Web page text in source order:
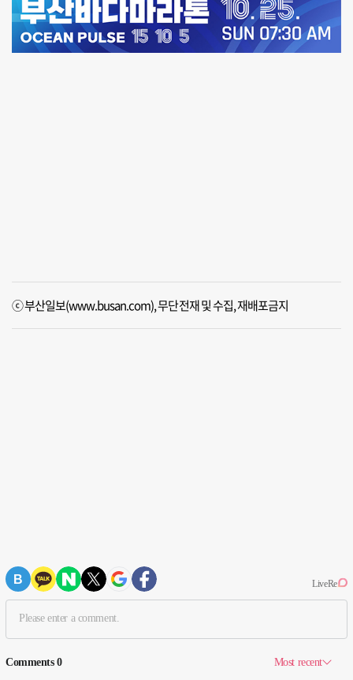
ⓒ 부산일보(www.busan.com), 무단전재 및 수집, 재배포금지